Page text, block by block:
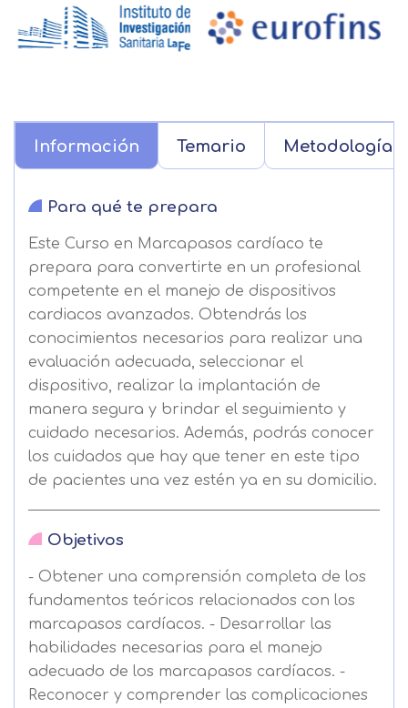
Información Temario Metodología
Para qué te prepara
Este Curso en Marcapasos cardíaco te
prepara para convertirte en un profesional
competente en el manejo de dispositivos
cardiacos avanzados. Obtendrás los
conocimientos necesarios para realizar una
evaluación adecuada, seleccionar el
dispositivo, realizar la implantación de
manera segura y brindar el seguimiento y
cuidado necesarios. Además, podrás conocer
los cuidados que hay que tener en este tipo
de pacientes una vez estén ya en su domicilio.
Objetivos
- Obtener una comprensión completa de los
fundamentos teóricos relacionados con los
marcapasos cardíacos. - Desarrollar las
habilidades necesarias para el manejo
adecuado de los marcapasos cardíacos. -
Reconocer y comprender las complicaciones